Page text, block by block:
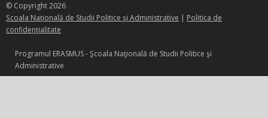
© Copyright 2026
Şcoala Naţională de Studii Politice şi Administrative | Politica de
confidenţialitate
Programul ERASMUS - Şcoala Naţională de Studii Politice şi
Administrative